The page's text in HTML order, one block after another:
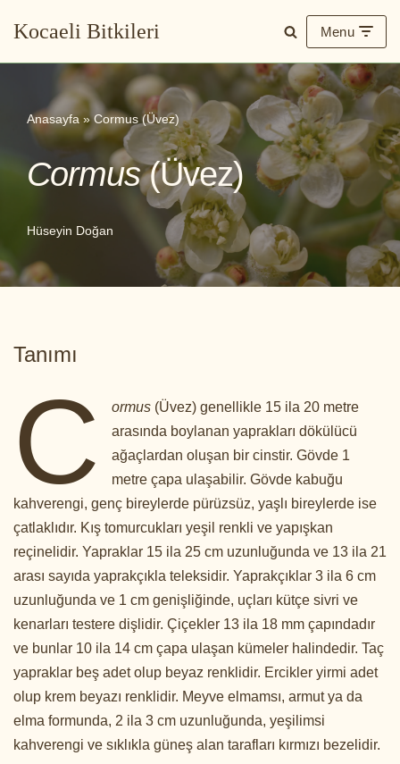
Kocaeli Bitkileri Menu
Anasayfa »Cormus (Üvez)
Cormus(Üvez)
Hüseyin Doğan
Tanımı
C ormus (Üvez) genellikle 15 ila 20 metre
arasında boylanan yaprakları dökülücü
ağaçlardan oluşan bir cinstir. Gövde 1
metre çapa ulaşabilir. Gövde kabuğu
kahverengi, genç bireylerde pürüzsüz, yaşlı bireylerde ise
çatlaklıdır. Kış tomurcukları yeşil renkli ve yapışkan
reçinelidir. Yapraklar 15 ila 25 cm uzunluğunda ve 13 ila 21
arası sayıda yaprakçıkla teleksidir. Yaprakçıklar 3 ila 6 cm
uzunluğunda ve 1 cm genişliğinde, uçları kütçe sivri ve
kenarları testere dişlidir. Çiçekler 13 ila 18 mm çapındadır
ve bunlar 10 ila 14 cm çapa ulaşan kümeler halindedir. Taç
yapraklar beş adet olup beyaz renklidir. Ercikler yirmi adet
olup krem beyazı renklidir. Meyve elmamsı, armut ya da
elma formunda, 2 ila 3 cm uzunluğunda, yeşilimsi
kahverengi ve sıklıkla güneş alan tarafları kırmızı bezelidir.